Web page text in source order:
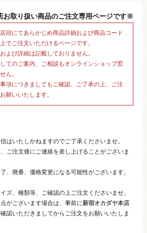
お取り扱い商品のご注文専用ページです※
頭にてあらかじめ商品詳細および商品コード
でご注文いただけるページです。
よび詳細は記載しておりません。
てのご案内、ご相談もオンラインショップ窓
ん。
項につきましてもご確認、ご了承の上、ご注
願いいたします。
はいたしかねますのでご了承くださいませ。
ご注文後にご連絡を差し上げることがございま
、廃番、価格変更になる可能性がございます。
ズ、種類等、ご確認の上ご注文くださいませ。
がございます場合は、事前に新宿オカダヤ本店
認いただきましてからご注文をお願いいたしま